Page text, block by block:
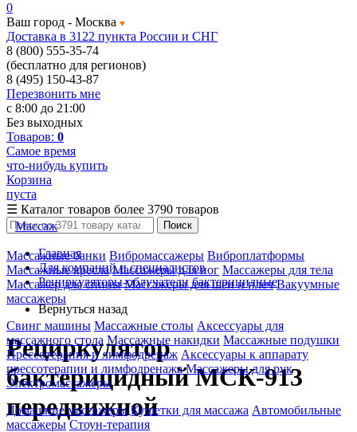
0
Ваш город - Москва
Доставка в 3122 пункта России и СНГ
8 (800) 555-35-74
(бесплатно для регионов)
8 (495) 150-43-87
Перезвонить мне
с 8:00 до 21:00
Без выходных
Товаров: 0
Самое время
что-нибудь купить
Корзина
пуста
☰ Каталог товаров более 3790 товаров
Массаж
Массажные банки Вибромассажеры Виброплатформы
Массажные кресла Массажеры для ног Массажеры для тела
Массажер для спины Массажеры для шеи и плеч Вакуумные
массажеры
Свинг машины Массажные столы Аксессуары для
массажного стола Массажные накидки Массажные подушки
Прессотерапия и лимфодренаж Аксессуары к аппарату
прессотерапии и лимфодренажа Массажеры для рук
Электромассажеры
Домашние массажеры Кушетки для массажа Автомобильные
массажеры Стоун-терапия
Поиск
Главная
Для компаний и специалистов
Рециркуляторы-облучатели бактерицидные
Вернуться назад
Рециркулятор
бактерицидный МСК-913
передвижной